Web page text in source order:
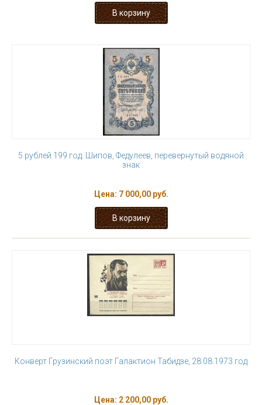
5 рублей 199 год. Шипов, Федулеев, перевернутый водяной
знак
Цена: 7 000,00 руб.
Конверт Грузинский поэт Галактион Табидзе, 28.08.1973 год
Цена: 2 200,00 руб.